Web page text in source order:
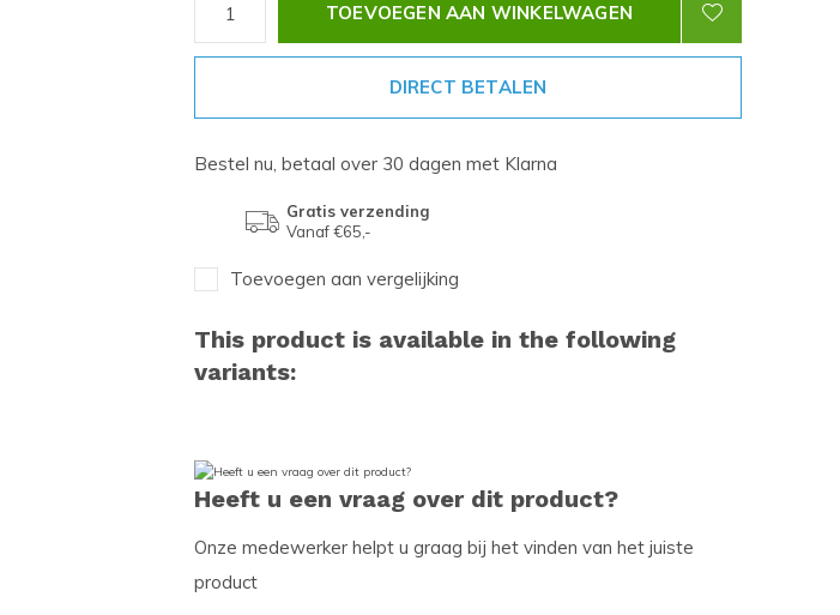
TOEVOEGEN AAN WINKELWAGEN
DIRECT BETALEN
Bestel nu, betaal over 30 dagen met Klarna
Gratis verzending
Vanaf €65,-
Toevoegen aan vergelijking
This product is available in the following
variants:
Heeft u een vraag over dit product?
Onze medewerker helpt u graag bij het vinden van het juiste
product